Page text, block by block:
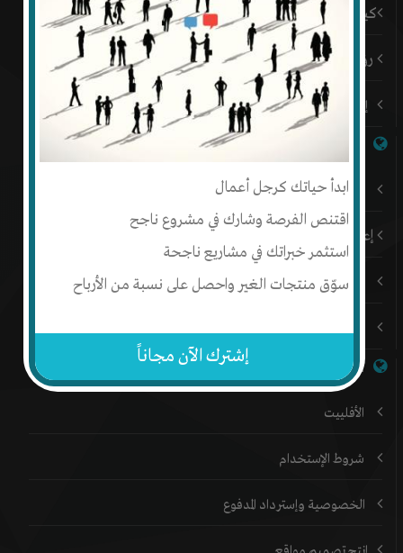
ابدأ حياتك كرجل أعمال
اقتنص الفرصة وشارك في مشروع ناجح
استثمر خبراتك في مشاريع ناجحة
سوّق منتجات الغير واحصل على نسبة من الأرباح
إشترك الآن مجاناً
كيف أبدأ
رؤيتنا
إتصل بنا
باقات إنتج المميزة
إعلن على إنتج
المدونة
المنتدي
خدمات إنتج
الأفلييت
شروط الإستخدام
الخصوصية وإسترداد المدفوع